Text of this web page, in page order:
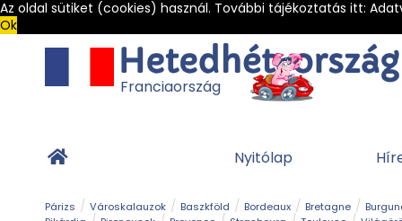
Az oldal sütiket (cookies) használ. További tájékoztatás itt:
Ok
Franciaország
Nyitólap
Párizs Városkalauzok Baszkföld Bordeaux Bretagne